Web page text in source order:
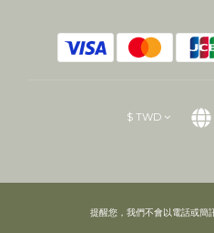
$ TWD
提醒您，我們不會以電話或簡